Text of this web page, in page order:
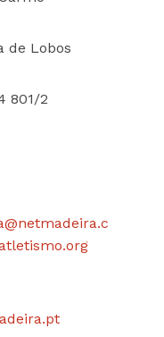
de Lobos
801/2
netmadeira.c
.org
.pt